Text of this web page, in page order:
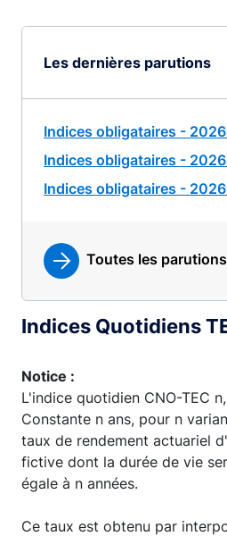
Les dernières parutions
Indices obligataires -
Indices obligataires -
Indices obligataires -
Toutes les parutions
Indices Quotidiens
Notice :
L'indice quotidien CNO-TEC
Constante n ans, pour n
taux de rendement actuariel
fictive dont la durée de vie
égale à n années.
Ce taux est obtenu par